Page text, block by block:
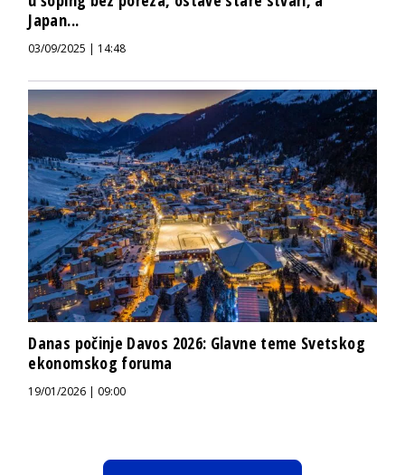
Japan...
03/09/2025 | 14:48
Danas počinje Davos 2026: Glavne teme Svetskog
ekonomskog foruma
19/01/2026 | 09:00